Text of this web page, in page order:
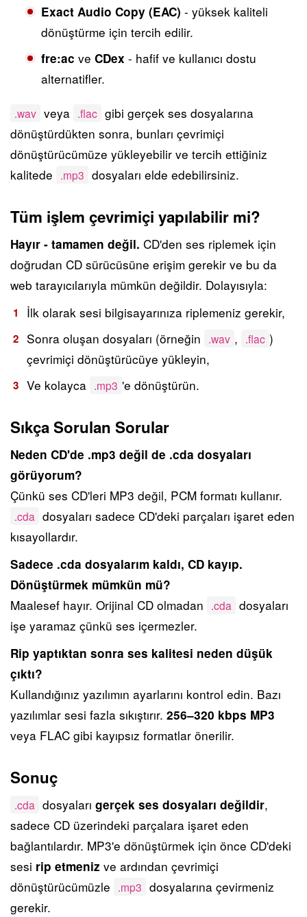
Exact Audio Copy (EAC) - yüksek kaliteli
dönüştürme için tercih edilir.
fre:ac ve CDex - hafif ve kullanıcı dostu
alternatifler.
.wav veya .flac gibi gerçek ses dosyalarına
dönüştürdükten sonra, bunları çevrimiçi
dönüştürücümüze yükleyebilir ve tercih ettiğiniz
kalitede .mp3 dosyaları elde edebilirsiniz.
Tüm işlem çevrimiçi yapılabilir mi?
Hayır - tamamen değil. CD'den ses riplemek için
doğrudan CD sürücüsüne erişim gerekir ve bu da
web tarayıcılarıyla mümkün değildir. Dolayısıyla:
İlk olarak sesi bilgisayarınıza riplemeniz gerekir,
Sonra oluşan dosyaları (örneğin .wav , .flac )
çevrimiçi dönüştürücüye yükleyin,
Ve kolayca .mp3 'e dönüştürün.
Sıkça Sorulan Sorular
Neden CD'de .mp3 değil de .cda dosyaları
görüyorum?
Çünkü ses CD'leri MP3 değil, PCM formatı kullanır.
.cda dosyaları sadece CD'deki parçaları işaret eden
kısayollardır.
Sadece .cda dosyalarım kaldı, CD kayıp.
Dönüştürmek mümkün mü?
Maalesef hayır. Orijinal CD olmadan .cda dosyaları
işe yaramaz çünkü ses içermezler.
Rip yaptıktan sonra ses kalitesi neden düşük
çıktı?
Kullandığınız yazılımın ayarlarını kontrol edin. Bazı
yazılımlar sesi fazla sıkıştırır. 256–320 kbps MP3
veya FLAC gibi kayıpsız formatlar önerilir.
Sonuç
.cda dosyaları gerçek ses dosyaları değildir,
sadece CD üzerindeki parçalara işaret eden
bağlantılardır. MP3'e dönüştürmek için önce CD'deki
sesi rip etmeniz ve ardından çevrimiçi
dönüştürücümüzle .mp3 dosyalarına çevirmeniz
gerekir.